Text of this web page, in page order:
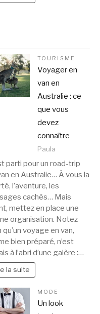
TOURISME
Voyager en
van en
Australie : ce
que vous
devez
connaître
Paula
parti pour un road-trip
en Australie… À vous la
l’aventure, les
cachés… Mais
mettez en place une
organisation. Notez
qu’un voyage en van,
bien préparé, n’est
à l’abri d’une galère :…
la suite
MODE
Un look